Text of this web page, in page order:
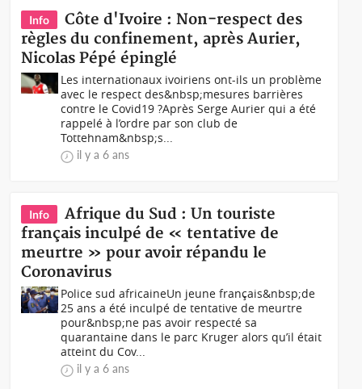
Info
Côte d'Ivoire : Non-respect des
règles du confinement, après Aurier,
Nicolas Pépé épinglé
Les internationaux ivoiriens ont-ils un problème
avec le respect des&nbsp;mesures barrières
contre le Covid19 ?Après Serge Aurier qui a été
rappelé à l’ordre par son club de
Tottehnam&nbsp;s...
il y a 6 ans
Info
Afrique du Sud : Un touriste
français inculpé de « tentative de
meurtre » pour avoir répandu le
Coronavirus
Police sud africaineUn jeune français&nbsp;de
25 ans a été inculpé de tentative de meurtre
pour&nbsp;ne pas avoir respecté sa
quarantaine dans le parc Kruger alors qu’il était
atteint du Cov...
il y a 6 ans